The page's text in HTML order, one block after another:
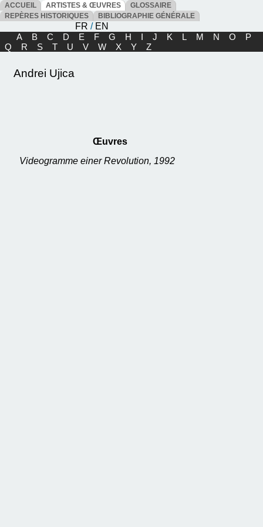
ACCUEIL ARTISTES & ŒUVRES
GLOSSAIRE
REPÈRES HISTORIQUES
BIBLIOGRAPHIE GÉNÉRALE
FR / EN
A
B C D E F G H I J K L M N O
P
Q
R S T U V W X Y Z